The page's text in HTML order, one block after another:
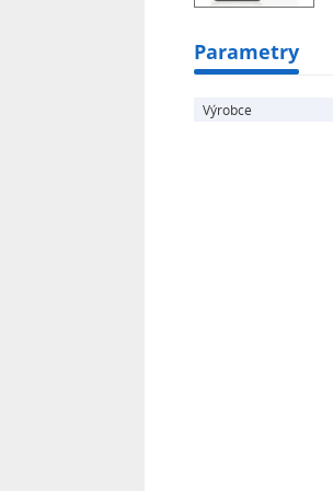
Parametry
Výrobce